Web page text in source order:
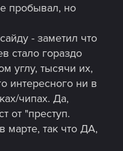
пробывал, но
- заметил что
стало гораздо
углу, тысячи их,
интересного ни в
чипах. Да,
от "преступ.
марте, так что ДА,